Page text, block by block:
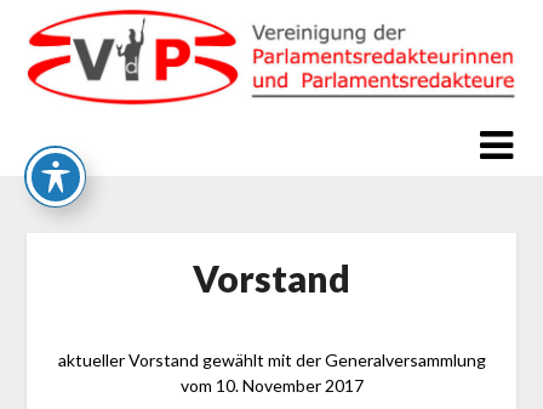
content
Vorstand
aktueller Vorstand gewählt mit der Generalversammlung
vom 10. November 2017